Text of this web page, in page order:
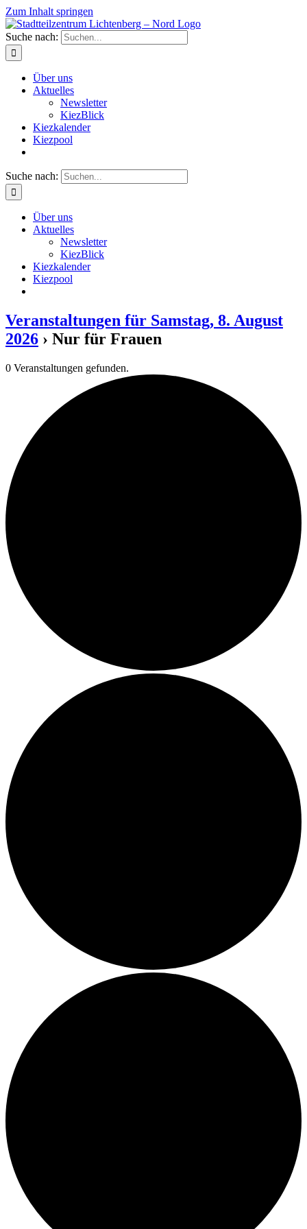
Zum Inhalt springen
Suche nach:
Über uns
Aktuelles
Newsletter
KiezBlick
Kiezkalender
Kiezpool
Suche nach:
Über uns
Aktuelles
Newsletter
KiezBlick
Kiezkalender
Kiezpool
Veranstaltungen für Samstag, 8. August
2026 › Nur für Frauen
0 Veranstaltungen gefunden.